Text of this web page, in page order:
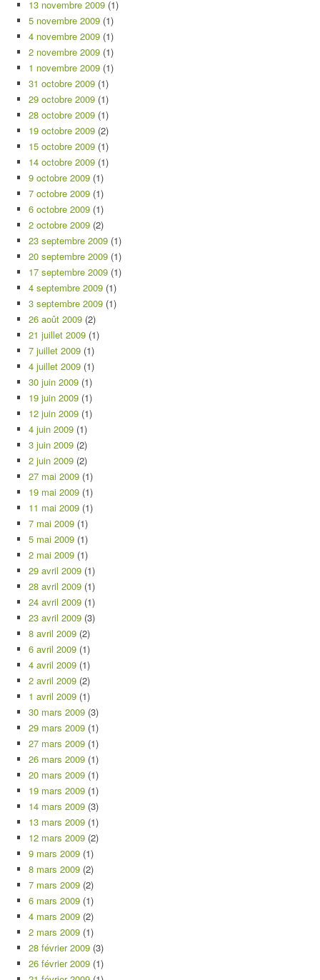
13 novembre 2009 (1)
5 novembre 2009 (1)
4 novembre 2009 (1)
2 novembre 2009 (1)
1 novembre 2009 (1)
31 octobre 2009 (1)
29 octobre 2009 (1)
28 octobre 2009 (1)
19 octobre 2009 (2)
15 octobre 2009 (1)
14 octobre 2009 (1)
9 octobre 2009 (1)
7 octobre 2009 (1)
6 octobre 2009 (1)
2 octobre 2009 (2)
23 septembre 2009 (1)
20 septembre 2009 (1)
17 septembre 2009 (1)
4 septembre 2009 (1)
3 septembre 2009 (1)
26 août 2009 (2)
21 juillet 2009 (1)
7 juillet 2009 (1)
4 juillet 2009 (1)
30 juin 2009 (1)
19 juin 2009 (1)
12 juin 2009 (1)
4 juin 2009 (1)
3 juin 2009 (2)
2 juin 2009 (2)
27 mai 2009 (1)
19 mai 2009 (1)
11 mai 2009 (1)
7 mai 2009 (1)
5 mai 2009 (1)
2 mai 2009 (1)
29 avril 2009 (1)
28 avril 2009 (1)
24 avril 2009 (1)
23 avril 2009 (3)
8 avril 2009 (2)
6 avril 2009 (1)
4 avril 2009 (1)
2 avril 2009 (2)
1 avril 2009 (1)
30 mars 2009 (3)
29 mars 2009 (1)
27 mars 2009 (1)
26 mars 2009 (1)
20 mars 2009 (1)
19 mars 2009 (1)
14 mars 2009 (3)
13 mars 2009 (1)
12 mars 2009 (2)
9 mars 2009 (1)
8 mars 2009 (2)
7 mars 2009 (2)
6 mars 2009 (1)
4 mars 2009 (2)
2 mars 2009 (1)
28 février 2009 (3)
26 février 2009 (1)